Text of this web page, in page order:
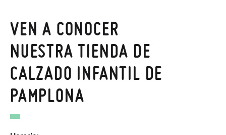
VEN A CONOCER
NUESTRA TIENDA DE
CALZADO INFANTIL DE
PAMPLONA